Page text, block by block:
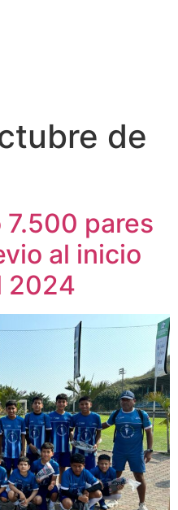
de
pares
al inicio
2024